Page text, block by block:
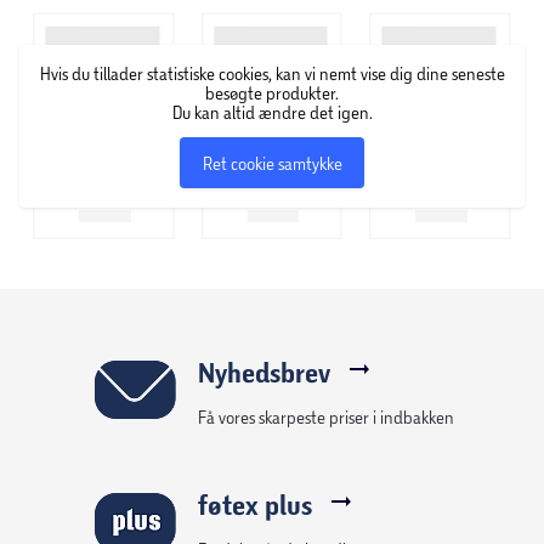
stabilitet. Bella – en imponerende og funktionel tilføjelse
til din haveoplevelse.
Stort og rummeligt design:
Det klokkeformede drivhus
giver masser af plads til både arbejde og bevægelse.
styrke og stabilitet.
Resistente polycarbonatpaneler:
mm væg- og tagpaneler samt 4 mm dør- og
ideelle temperaturer og beskytter mod kraftigt sollys.
Lysgennemstrømning:De diffust oplyste paneler giver 80
Hvis du tillader statistiske cookies, kan vi nemt vise dig dine seneste
besøgte produkter.
Du kan altid ændre det igen.
Ret cookie samtykke
Nyhedsbrev
Få vores skarpeste priser i indbakken
føtex plus